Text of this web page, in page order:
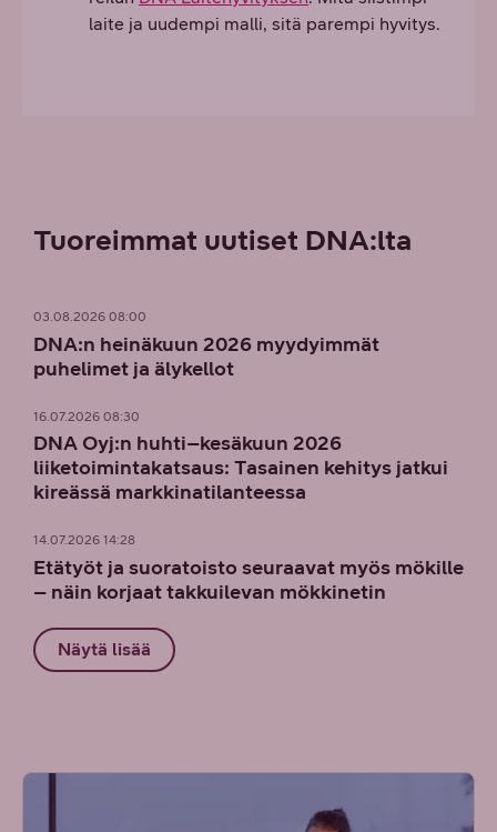
laite ja uudempi malli, sitä parempi hyvitys.
Tuoreimmat uutiset DNA:lta
03.08.2026 08:00
DNA:n heinäkuun 2026 myydyimmät
puhelimet ja älykellot
16.07.2026 08:30
DNA Oyj:n huhti–kesäkuun 2026
liiketoimintakatsaus: Tasainen kehitys jatkui
kireässä markkinatilanteessa
14.07.2026 14:28
Etätyöt ja suoratoisto seuraavat myös mökille
– näin korjaat takkuilevan mökkinetin
Näytä lisää